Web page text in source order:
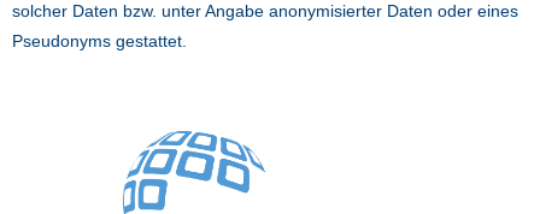
solcher Daten bzw. unter Angabe anonymisierter Daten oder eines
Pseudonyms gestattet.